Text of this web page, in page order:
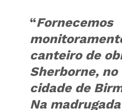
“Fornecemos
canteiro de
Sherborne,
cidade de
Na